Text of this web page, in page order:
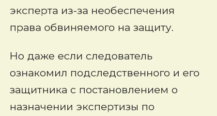
эксперта из-за необеспечения
права обвиняемого на защиту.
Но даже если следователь
ознакомил подследственного и его
защитника с постановлением о
назначении экспертизы по